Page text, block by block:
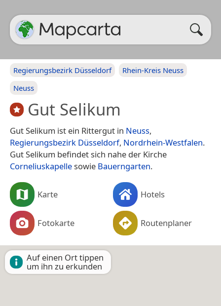
Regierungsbezirk Düsseldorf
Rhein-Kreis Neuss
Neuss
Gut Selikum
Gut Selikum ist ein Rittergut in Neuss,
Regierungsbezirk Düsseldorf, Nordrhein-Westfalen.
Gut Selikum befindet sich nahe der Kirche
Corneliuskapellesowie Bauerngarten.
Karte Hotels
Fotokarte Routenplaner
Auf einen Ort tippen
um ihn zu erkunden